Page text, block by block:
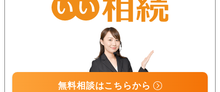
無料相談はこちらから